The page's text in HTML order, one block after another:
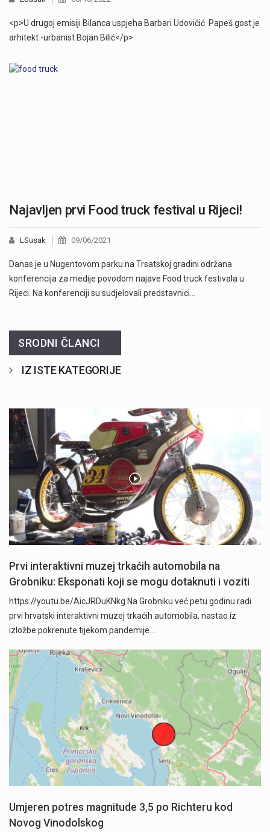
<p>U drugoj emisiji Bilanca uspjeha Barbari Udovičić Papeš gost je
Najavljen prvi Food truck festival u Rijeci!
LSusak 09/06/2021
Danas je u Nugentovom parku na Trsatskoj gradini održana
konferencija za medije povodom najave Food truck festivala u
Rijeci. Na konferenciji su sudjelovali predstavnici…
SRODNI ČLANCI
IZ ISTE KATEGORIJE
Prvi interaktivni muzej trkaćih automobila na
Grobniku: Eksponati koji se mogu dotaknuti i voziti
https://youtu.be/AicJRDuKNkg Na Grobniku već petu godinu radi
prvi hrvatski interaktivni muzej trkaćih automobila, nastao iz
izložbe pokrenute tijekom pandemije.…
Umjeren potres magnitude 3,5 po Richteru kod
Novog Vinodolskog